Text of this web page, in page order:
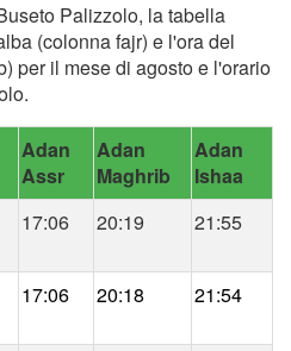
Palizzolo, la tabella
(colonna fajr) e l'ora del
per il mese di agosto e l'orario
Adan
Assr
Adan
Maghrib
Adan
Ishaa
17:06 20:19 21:55
17:06 20:18 21:54